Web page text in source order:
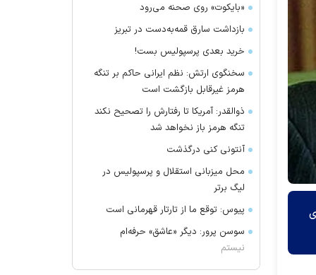
«بایکوت» روی صحنه می‌رود
بازداشت سارق قمه‌به‌دست در تبریز
خرید بعدی پرسپولیس بست!
سخنگوی ارتش: نظم ایرانی حاکم بر تنگه
هرمز غیرقابل بازگشت است
ذوالقدر: آمریکا تا رفتارش را تصحیح نکند
تنگه هرمز باز نخواهد شد
آنتونی کنی درگذشت
محل میزبانی استقلال و پرسپولیس در
لیگ برتر
پیوس: توقع ما از تارتار قهرمانی است
سوسن پرور: دیگر «عاشق» حرفه‌ام
نیستم